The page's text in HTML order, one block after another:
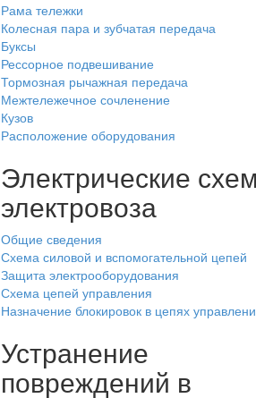
Рама тележки
Колесная пара и зубчатая передача
Буксы
Рессорное подвешивание
Тормозная рычажная передача
Межтележечное сочленение
Кузов
Расположение оборудования
Электрические
электровоза
Общие сведения
Схема силовой и вспомогательной цепей
Защита электрооборудования
Схема цепей управления
Назначение блокировок в цепях
Устранение
повреждений в